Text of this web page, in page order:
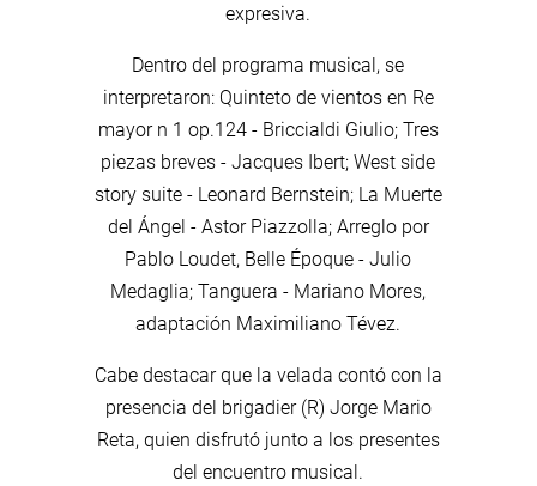
expresiva.
Dentro del programa musical, se
interpretaron: Quinteto de vientos en Re
mayor n 1 op.124 - Briccialdi Giulio; Tres
piezas breves - Jacques Ibert; West side
story suite - Leonard Bernstein; La Muerte
del Ángel - Astor Piazzolla; Arreglo por
Pablo Loudet, Belle Époque - Julio
Medaglia; Tanguera - Mariano Mores,
adaptación Maximiliano Tévez.
Cabe destacar que la velada contó con la
presencia del brigadier (R) Jorge Mario
Reta, quien disfrutó junto a los presentes
del encuentro musical.